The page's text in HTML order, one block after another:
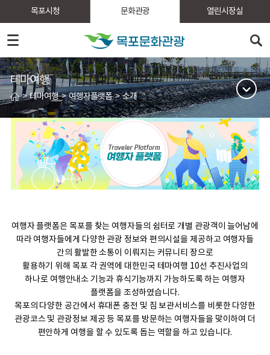
목포시청 문화관광 열린시장실
테마여행
>테마여행>여행자플랫폼>소개
여행자 플랫폼은 목포를 찾는 여행자들의 쉼터로 개별 관광객이 늘어남에
따라 여행자들에게 다양한 관광 정보와 편의시설을 제공하고 여행자들
간의 활발한 소통이 이뤄지는 커뮤니티 장으로
활용하기 위해 목포 각 권역에 대한민국 테마여행 10선 추진사업의
하나로 여행안내소 기능과 휴식기능까지 가능하도록 하는 여행자
플랫폼을 조성하였습니다.
목포의 다양한 공간에서 휴대폰 충전 및 짐 보관서비스를 비롯한 다양한
관광코스 및 관광정보 제공 등 목포를 방문하는 여행자들을 맞이하여 더
편안하게 여행을 할 수 있도록 돕는 역할을 하고 있습니다.